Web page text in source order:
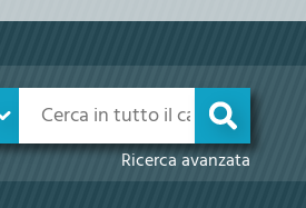
cambia
Cerca su "Catalogo"
Ricerca avanzata